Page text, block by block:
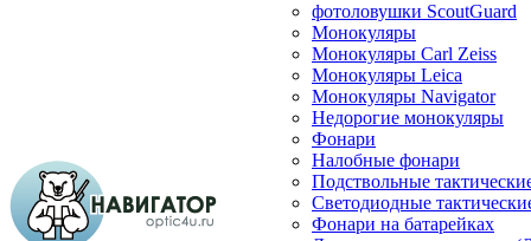
фотоловушки ScoutGuard
Монокуляры
Монокуляры Carl Zeiss
Монокуляры Leica
Монокуляры Navigator
Недорогие монокуляры
Фонари
Налобные фонари
Подствольные
Светодиодные
Фонари на батарейках